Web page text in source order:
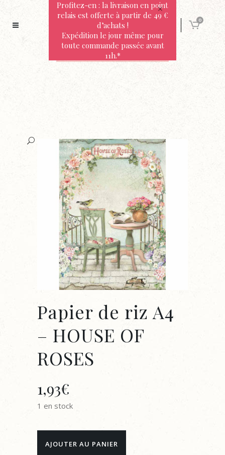
0
Papier de riz A4
– HOUSE OF
ROSES
1,93€
1 en stock
Papier
AJOUTER AU PANIER
Profitez-en : la livraison en point
relais est offerte à partir de 49 €
d’achats !
Expédition le jour même pour
toute commande passée avant
11h.*